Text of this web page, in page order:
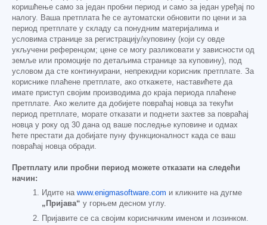
коришћење само за један пробни период и само за један уређај по
налогу. Ваша претплата ће се аутоматски обновити по цени и за
период претплате у складу са понудним материјалима и
условима странице за регистрацију/куповину (који су овде
укључени референцом; цене се могу разликовати у зависности од
земље или промоције по детаљима странице за куповину), под
условом да сте континуирани, непрекидни корисник претплате. За
кориснике плаћене претплате, ако откажете, наставићете да
имате приступ својим производима до краја периода плаћене
претплате. Ако желите да добијете повраћај новца за текући
период претплате, морате отказати и поднети захтев за повраћај
новца у року од 30 дана од ваше последње куповине и одмах
ћете престати да добијате пуну функционалност када се ваш
повраћај новца обради.
Претплату или пробни период можете отказати на следећи
начин:
Идите на www.enigmasoftware.com и кликните на дугме
„Пријава“ у горњем десном углу.
Пријавите се са својим корисничким именом и лозинком.